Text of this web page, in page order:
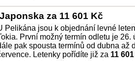
za 11 601 Kč
Pelikána jsou k objednání levné
První možný termín odletu je 26.
pak spousta termínů od dubna až
Letenky pořídíte již za 11